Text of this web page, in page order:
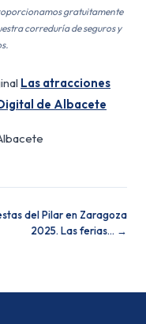
gratuitamente
correduría de seguros y
Las atracciones
de Albacete
del Pilar en Zaragoza
2025. Las ferias… →